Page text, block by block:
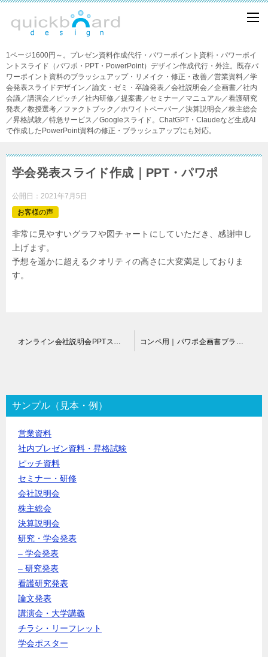
1ページ1600円～。プレゼン資料作成代行・パワーポイント資料・パワーポイ
ントスライド（パワポ・PPT・PowerPoint）デザイン作成代行・外注。既存パ
ワーポイント資料のブラッシュアップ・リメイク・修正・改善／営業資料／学
会発表スライドデザイン／論文・ゼミ・卒論発表／会社説明会／企画書／社内
会議／講演会／ピッチ／社内研修／提案書／セミナー／マニュアル／看護研究
発表／教授選考／ファクトブック／ホワイトペーパー／決算説明会／株主総会
／昇格試験／特急サービス／Googleスライド。ChatGPT・Claudeなど生成AI
で作成したPowerPoint資料の修正・ブラッシュアップにも対応。
学会発表スライド作成｜PPT・パワポ
公開日： 2021年7月5日
お客様の声
非常に見やすいグラフや図チャートにしていただき、感謝申し
上げます。
予想を遥かに超えるクオリティの高さに大変満足しておりま
す。
ゲ
ー
シ
サンプル（見本・例）
営業資料
社内プレゼン資料・昇格試験
ピッチ資料
セミナー・研修
会社説明会
株主総会
決算説明会
研究・学会発表
– 学会発表
– 研究発表
看護研究発表
論文発表
講演会・大学講義
チラシ・リーフレット
学会ポスター